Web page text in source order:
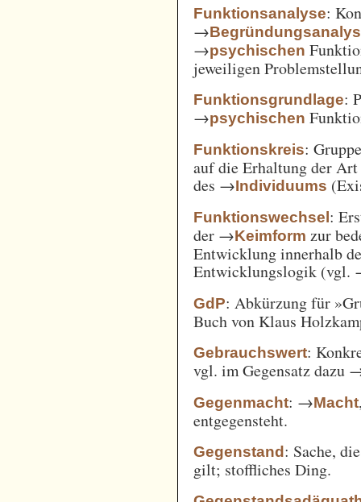
Funktionsanalyse:
→
→psychischen
jeweiligen
Funktionsgrundlage:
→psychischen
Funktionskreis:
auf die Erhaltung der
des →Individuums
Funktionswechsel:
der →Keimform zur
Entwicklung innerhalb
Entwicklungslogik
GdP: Abkürzung für
Buch von Klaus
Gebrauchswert:
vgl. im Gegensatz dazu
Gegenmacht: →Macht
entgegensteht.
Gegenstand: Sache,
gilt; stoffliches Ding.